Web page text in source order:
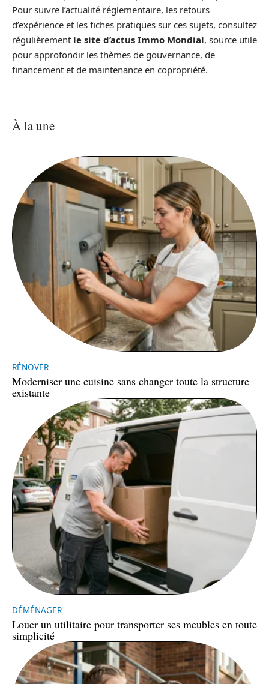
Pour suivre l’actualité réglementaire, les retours
d’expérience et les fiches pratiques sur ces sujets, consultez
régulièrement le site d’actus Immo Mondial, source utile
pour approfondir les thèmes de gouvernance, de
financement et de maintenance en copropriété.
À la une
RÉNOVER
Moderniser une cuisine sans changer toute la structure
existante
DÉMÉNAGER
Louer un utilitaire pour transporter ses meubles en toute
simplicité